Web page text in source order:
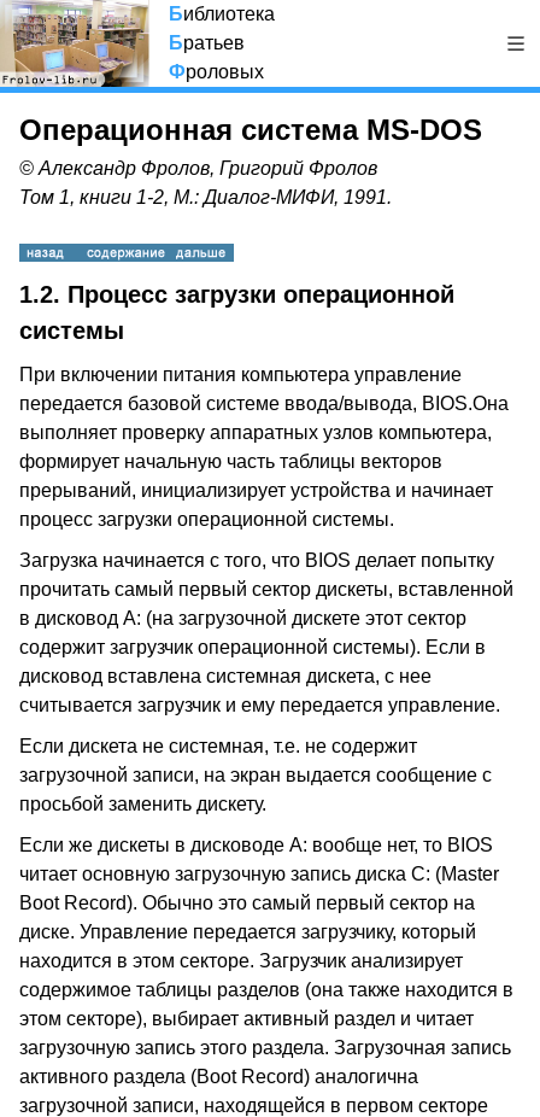
Библиотека
Братьев
Фроловых
Операционная система MS-DOS
© Александр Фролов, Григорий Фролов
Том 1, книги 1-2, М.: Диалог-МИФИ, 1991.
1.2. Процесс загрузки операционной
системы
При включении питания компьютера управление
передается базовой системе ввода/вывода, BIOS.Она
выполняет проверку аппаратных узлов компьютера,
формирует начальную часть таблицы векторов
прерываний, инициализирует устройства и начинает
процесс загрузки операционной системы.
Загрузка начинается с того, что BIOS делает попытку
прочитать самый первый сектор дискеты, вставленной
в дисковод А: (на загрузочной дискете этот сектор
содержит загрузчик операционной системы). Если в
дисковод вставлена системная дискета, с нее
считывается загрузчик и ему передается управление.
Если дискета не системная, т.е. не содержит
загрузочной записи, на экран выдается сообщение с
просьбой заменить дискету.
Если же дискеты в дисководе А: вообще нет, то BIOS
читает основную загрузочную запись диска С: (Master
Boot Record). Обычно это самый первый сектор на
диске. Управление передается загрузчику, который
находится в этом секторе. Загрузчик анализирует
содержимое таблицы разделов (она также находится в
этом секторе), выбирает активный раздел и читает
загрузочную запись этого раздела. Загрузочная запись
активного раздела (Boot Record) аналогична
загрузочной записи, находящейся в первом секторе